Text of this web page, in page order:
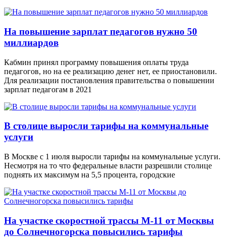
На повышение зарплат педагогов нужно 50
миллиардов
Кабмин принял программу повышения оплаты труда
педагогов, но на ее реализацию денег нет, ее приостановили.
Для реализации постановления правительства о повышении
зарплат педагогам в 2021
В столице выросли тарифы на коммунальные
услуги
В Москве с 1 июля выросли тарифы на коммунальные услуги.
Несмотря на то что федеральные власти разрешили столице
поднять их максимум на 5,5 процента, городские
На участке скоростной трассы М-11 от Москвы
до Солнечногорска повысились тарифы